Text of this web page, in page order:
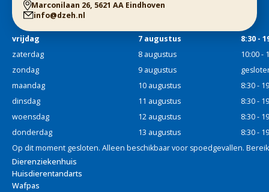
Marconilaan 26, 5621 AA Eindhoven
info@dzeh.nl
vrijdag 7 augustus
8:30 -
zaterdag
8 augustus
10:00 -
zondag
9 augustus
maandag
10 augustus
8:30 -
dinsdag
11 augustus
8:30 -
woensdag
12 augustus
8:30 -
donderdag
13 augustus
8:30 -
Op dit moment gesloten. Alleen beschikbaar voor spoedgevallen.
Dierenziekenhuis
Huisdierentandarts
Wafpas